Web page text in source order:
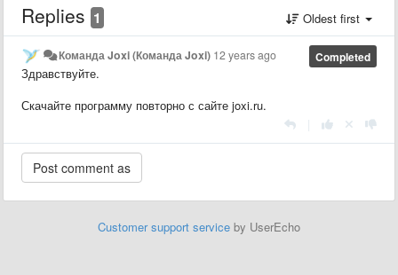
Replies 1 Oldest first
Completed
Команда Joxi (Команда Joxi) 12 years ago
Здравствуйте.
Скачайте программу повторно с сайте joxi.ru.
Customer support service by UserEcho